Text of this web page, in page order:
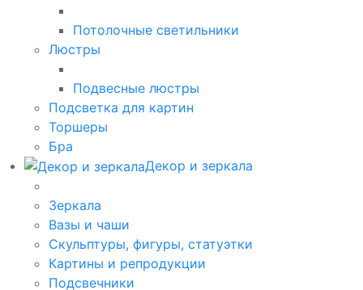
Потолочные светильники
Люстры
Подвесные люстры
Подсветка для картин
Торшеры
Бра
Декор и зеркала
Зеркала
Вазы и чаши
Скульптуры, фигуры, статуэтки
Картины и репродукции
Подсвечники